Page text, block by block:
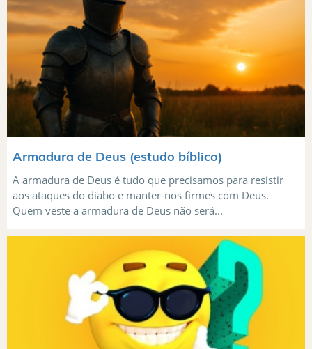
Armadura de Deus (estudo bíblico)
A armadura de Deus é tudo que precisamos para resistir
aos ataques do diabo e manter-nos firmes com Deus.
Quem veste a armadura de Deus não será...